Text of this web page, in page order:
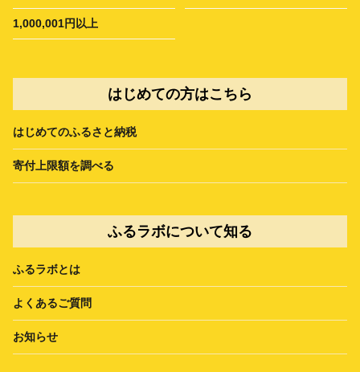
1,000,001円以上
はじめての方はこちら
はじめてのふるさと納税
寄付上限額を調べる
ふるラボについて知る
ふるラボとは
よくあるご質問
お知らせ